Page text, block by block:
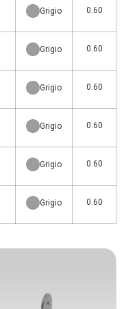
Grigio 0.60
Grigio 0.60
Grigio 0.60
Grigio 0.60
Grigio 0.60
Grigio 0.60